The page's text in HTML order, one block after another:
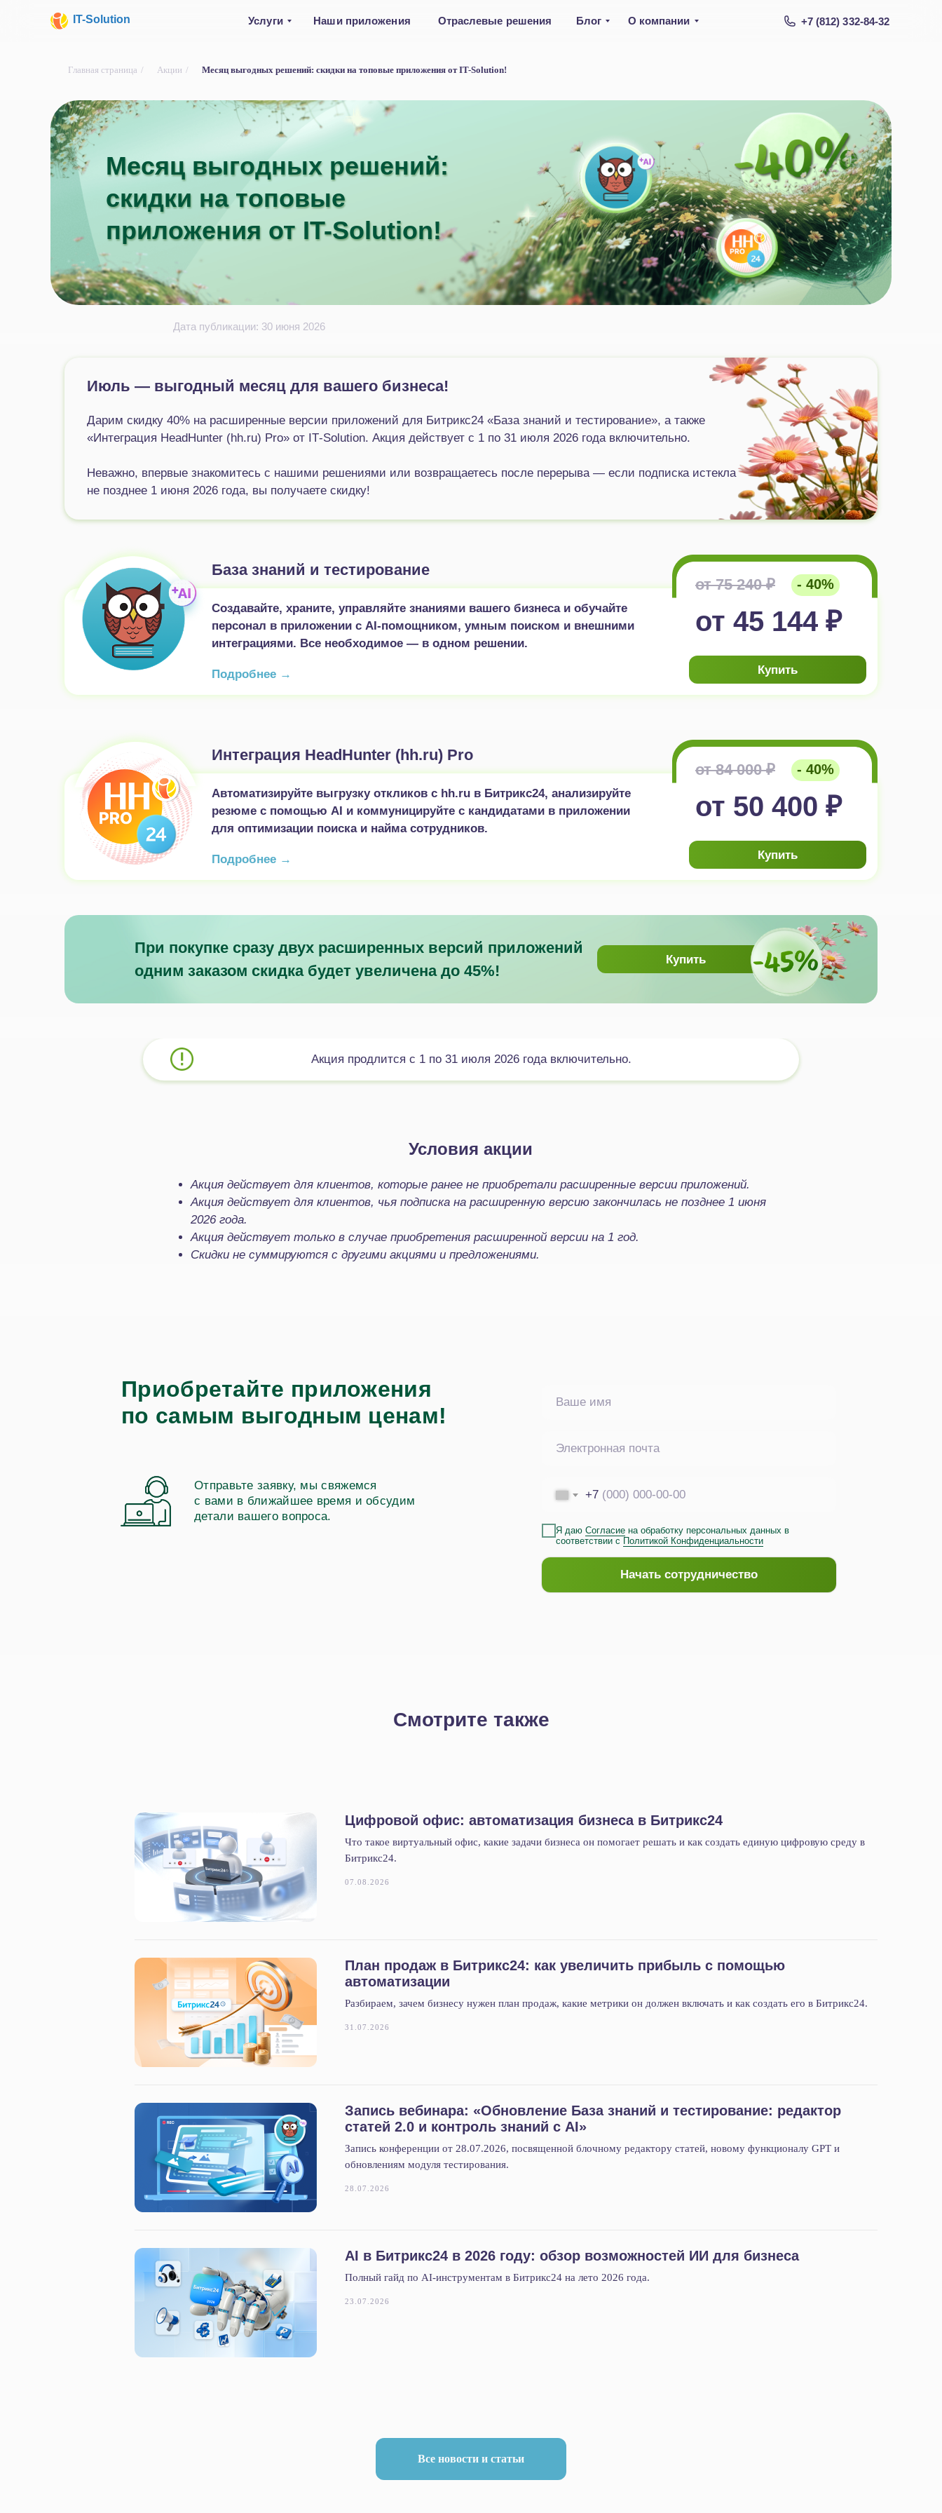
IT-Solution +7 (812) 332-84-32
О компании
Блог
Услуги Наши приложения Отраслевые решения
Главная страница / Акции / Месяц выгодных решений: скидки на топовые приложения от IT-Solution!
Месяц выгодных решений:
скидки на топовые
приложения от IT-Solution!
Месяц выгодных решений:
скидки на топовые
приложения от IT-Solution!
Дата публикации: 30 июня 2026
Июль — выгодный месяц для вашего бизнеса!
Дарим скидку 40% на расширенные версии приложений для Битрикс24 «База знаний и тестирование», а также
«Интеграция HeadHunter (hh.ru) Pro» от IT‑Solution. Акция действует с 1 по 31 июля 2026 года включительно.
Неважно, впервые знакомитесь с нашими решениями или возвращаетесь после перерыва — если подписка истекла
не позднее 1 июня 2026 года, вы получаете скидку!
- 40%
от 45 144 ₽
от 75 240 ₽
Подробнее →
Создавайте, храните, управляйте знаниями вашего бизнеса и обучайте
персонал в приложении с AI‑помощником, умным поиском и внешними
интеграциями. Все необходимое — в одном решении.
База знаний и тестирование
Купить
- 40%
от 50 400 ₽
от 84 000 ₽
Подробнее →
Автоматизируйте выгрузку откликов с hh.ru в Битрикс24, анализируйте
резюме с помощью AI и коммуницируйте с кандидатами в приложении
для оптимизации поиска и найма сотрудников.
Интеграция HeadHunter (hh.ru) Pro
Купить
При покупке сразу двух расширенных версий приложений
одним заказом скидка будет увеличена до 45%!
Купить
Условия акции
Акция продлится с 1 по 31 июля 2026 года включительно.
Акция действует для клиентов, которые ранее не приобретали расширенные версии приложений.
Акция действует для клиентов, чья подписка на расширенную версию закончилась не позднее 1 июня
2026 года.
Акция действует только в случае приобретения расширенной версии на 1 год.
Скидки не суммируются с другими акциями и предложениями.
+7
Я даю Согласие на обработку персональных данных в
соответствии с Политикой Конфиденциальности
Начать сотрудничество
Приобретайте приложения
по самым выгодным ценам!
Отправьте заявку, мы свяжемся
с вами в ближайшее время и обсудим
детали вашего вопроса.
Смотрите также
Цифровой офис: автоматизация бизнеса в Битрикс24
Что такое виртуальный офис, какие задачи бизнеса он помогает решать и как создать единую цифровую среду в
Битрикс24.
07.08.2026
План продаж в Битрикс24: как увеличить прибыль с помощью
автоматизации
Разбираем, зачем бизнесу нужен план продаж, какие метрики он должен включать и как создать его в Битрикс24.
31.07.2026
Запись вебинара: «Обновление База знаний и тестирование: редактор
статей 2.0 и контроль знаний с AI»
Запись конференции от 28.07.2026, посвященной блочному редактору статей, новому функционалу GPT и
обновлениям модуля тестирования.
28.07.2026
AI в Битрикс24 в 2026 году: обзор возможностей ИИ для бизнеса
Полный гайд по AI-инструментам в Битрикс24 на лето 2026 года.
23.07.2026
Все новости и статьи